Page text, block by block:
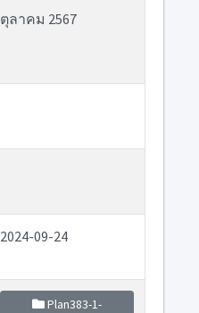
ตุลาคม 2567
2024-09-24
Plan383-1-